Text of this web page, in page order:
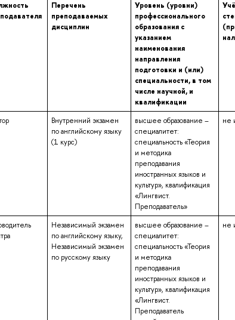
Перечень
преподаваемых
дисциплин
Уровень (уровни)
профессионального
образования с
указанием
наименования
направления
подготовки и (или)
специальности, в том
числе научной, и
квалификации
Внутренний экзамен
по английскому языку
(1 курс)
высшее образование –
специалитет:
специальность «Теория
и методика
преподавания
иностранных языков и
культур», квалификация
«Лингвист.
Преподаватель»
не
Независимый экзамен
по английскому языку,
Независимый экзамен
по русскому языку
высшее образование –
специалитет:
специальность «Теория
и методика
преподавания
иностранных языков и
культур», квалификация
«Лингвист.
Преподаватель
не